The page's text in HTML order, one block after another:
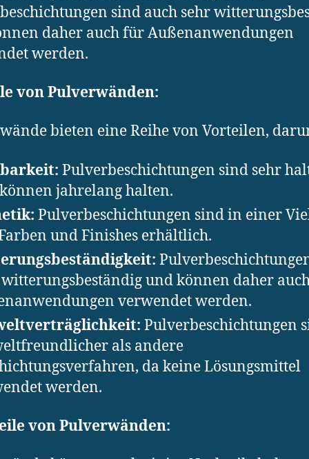
sind auch sehr
daher auch für Außenanwendungen
werden.
von Pulverwänden:
bieten eine Reihe von Vorteilen,
Pulverbeschichtungen sind sehr
jahrelang halten.
Pulverbeschichtungen sind in einer
und Finishes erhältlich.
und können daher
verwendet werden.
Pulverbeschichtungen
als andere
da keine Lösungsmittel
werden.
von Pulverwänden: